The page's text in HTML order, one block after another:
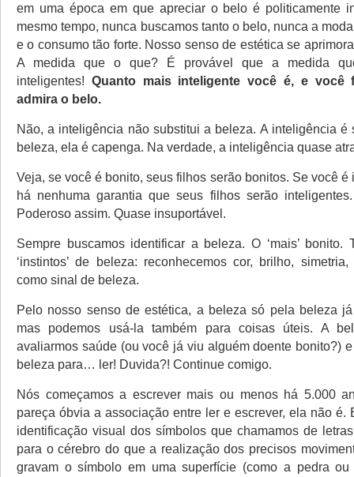
em uma época em que apreciar o belo é politicamente
mesmo tempo, nunca buscamos tanto o belo, nunca a
e o consumo tão forte. Nosso senso de estética se
A medida que o que? É provável que a medida
inteligentes! Quanto mais inteligente você é, e você
admira o belo.
Não, a inteligência não substitui a beleza. A inteligência é
beleza, ela é capenga. Na verdade, a inteligência quase
Veja, se você é bonito, seus filhos serão bonitos. Se você
há nenhuma garantia que seus filhos serão
Poderoso assim. Quase insuportável.
Sempre buscamos identificar a beleza. O ‘mais’ bonito.
‘instintos’ de beleza: reconhecemos cor, brilho,
como sinal de beleza.
Pelo nosso senso de estética, a beleza só pela beleza
mas podemos usá-la também para coisas úteis. A
avaliarmos saúde (ou você já viu alguém doente bonito?)
beleza para… ler! Duvida?! Continue comigo.
Nós começamos a escrever mais ou menos há 5.000
pareça óbvia a associação entre ler e escrever, ela não é.
identificação visual dos símbolos que chamamos de
para o cérebro do que a realização dos precisos
gravam o símbolo em uma superfície (como a pedra